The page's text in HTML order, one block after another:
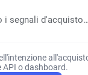
solidaire.gouv.fr
solidaire.gouv.fr
solidaire.gouv.fr
i segnali d'acquisto…
API o dashboard.